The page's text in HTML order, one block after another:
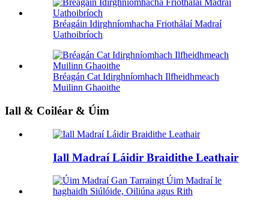
Bréagáin Idirghníomhacha Friothálaí Madraí
Uathoibríoch
Bréagán Cat Idirghníomhach Ilfheidhmeach
Muilinn Ghaoithe
Iall & Coiléar & Úim
Iall Madraí Láidir Braidithe Leathair